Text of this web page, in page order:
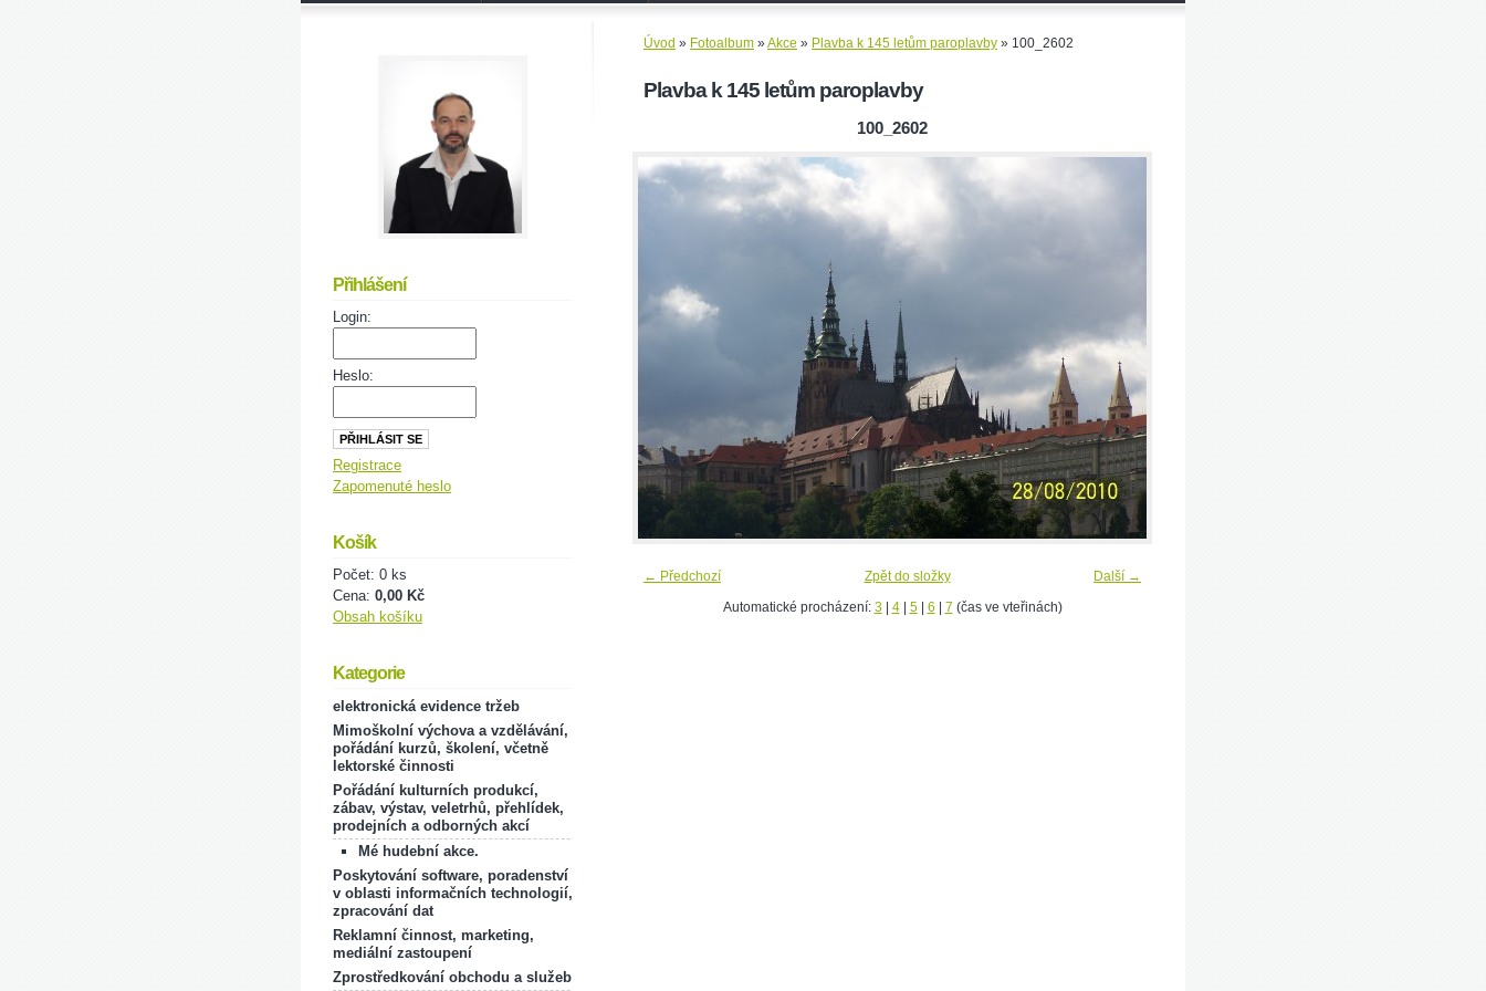
Úvod » Fotoalbum »Akce » Plavba k 145 letům paroplavby » 100_2602
Plavba k 145 letům paroplavby
100_2602
← Předchozí Další →
Zpět do složky
Automatické procházení: 3| 4| 5| 6 7 (čas ve vteřinách)
Přihlášení
Login:
Heslo:
Registrace
Zapomenuté heslo
Košík
Počet: 0 ks
Cena: 0,00 Kč
Obsah košíku
Kategorie
elektronická evidence tržeb
Mimoškolní výchova a vzdělávání,
pořádání kurzů, školení, včetně
lektorské činnosti
Pořádání kulturních produkcí,
zábav, výstav, veletrhů, přehlídek,
prodejních a odborných akcí
Mé hudební akce.
Poskytování software, poradenství
v oblasti informačních technologií,
zpracování dat
Reklamní činnost, marketing,
mediální zastoupení
Zprostředkování obchodu a služeb